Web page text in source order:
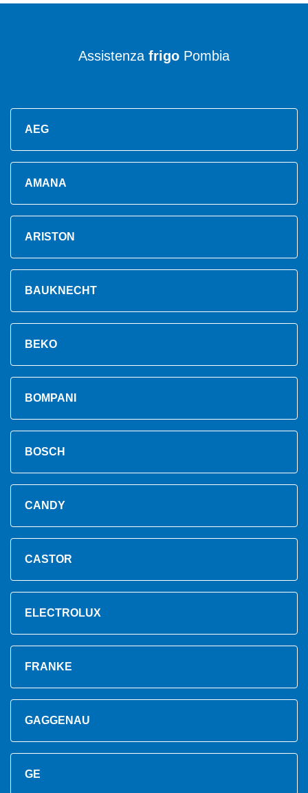
Assistenza frigo Pombia
AEG
AMANA
ARISTON
BAUKNECHT
BEKO
BOMPANI
BOSCH
CANDY
CASTOR
ELECTROLUX
FRANKE
GAGGENAU
GE